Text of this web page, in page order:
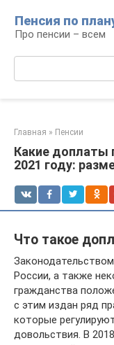
контенту
Пенсия по
Про пенсии – всем
Главная » Пенсии
Какие доплаты
2021 году:
Что такое
России, а также
гражданства
с этим издан ряд
которые
довольствия. В